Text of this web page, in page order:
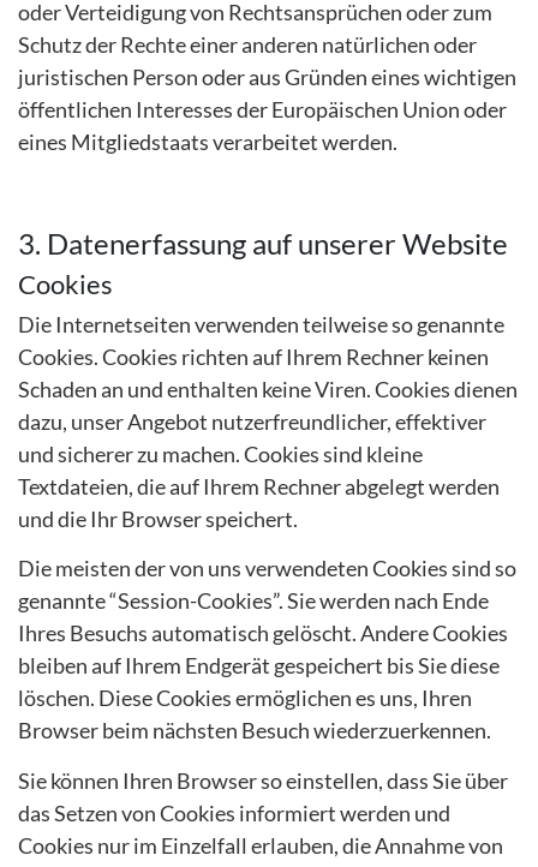
oder Verteidigung von Rechtsansprüchen oder zum
Schutz der Rechte einer anderen natürlichen oder
juristischen Person oder aus Gründen eines wichtigen
öffentlichen Interesses der Europäischen Union oder
eines Mitgliedstaats verarbeitet werden.
3. Datenerfassung auf unserer Website
Cookies
Die Internetseiten verwenden teilweise so genannte
Cookies. Cookies richten auf Ihrem Rechner keinen
Schaden an und enthalten keine Viren. Cookies dienen
dazu, unser Angebot nutzerfreundlicher, effektiver
und sicherer zu machen. Cookies sind kleine
Textdateien, die auf Ihrem Rechner abgelegt werden
und die Ihr Browser speichert.
Die meisten der von uns verwendeten Cookies sind so
genannte “Session-Cookies”. Sie werden nach Ende
Ihres Besuchs automatisch gelöscht. Andere Cookies
bleiben auf Ihrem Endgerät gespeichert bis Sie diese
löschen. Diese Cookies ermöglichen es uns, Ihren
Browser beim nächsten Besuch wiederzuerkennen.
Sie können Ihren Browser so einstellen, dass Sie über
das Setzen von Cookies informiert werden und
Cookies nur im Einzelfall erlauben, die Annahme von